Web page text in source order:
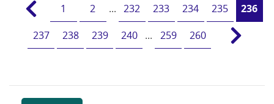
1 2 ... 232 233 234 235
236
237
238 239 240 ... 259 260